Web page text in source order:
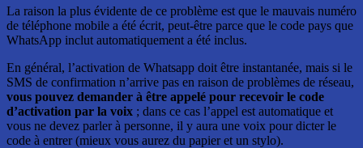
La raison la plus évidente de ce problème est que le mauvais numéro
de téléphone mobile a été écrit, peut-être parce que le code pays que
WhatsApp inclut automatiquement a été inclus.
En général, l’activation de Whatsapp doit être instantanée, mais si le
SMS de confirmation n’arrive pas en raison de problèmes de réseau,
vous pouvez demander à être appelé pour recevoir le code
d’activation par la voix ; dans ce cas l’appel est automatique et
vous ne devez parler à personne, il y aura une voix pour dicter le
code à entrer (mieux vous aurez du papier et un stylo).